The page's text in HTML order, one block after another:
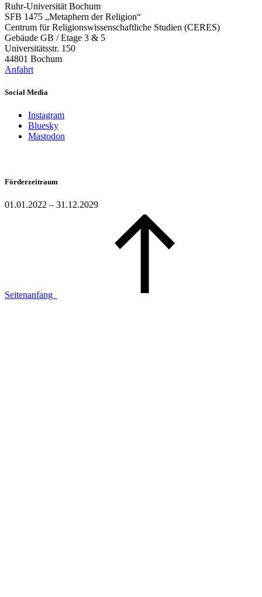
Ruhr-Universität Bochum
SFB 1475 „Metaphern der Religion“
Centrum für Religionswissenschaftliche Studien (CERES)
Gebäude GB / Etage 3 & 5
Universitätsstr. 150
44801 Bochum
Anfahrt
Social Media
Instagram
Bluesky
Mastodon
Förderzeitraum
01.01.2022 – 31.12.2029
Seitenanfang